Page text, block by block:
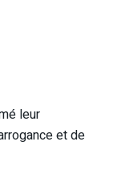
leur
et de